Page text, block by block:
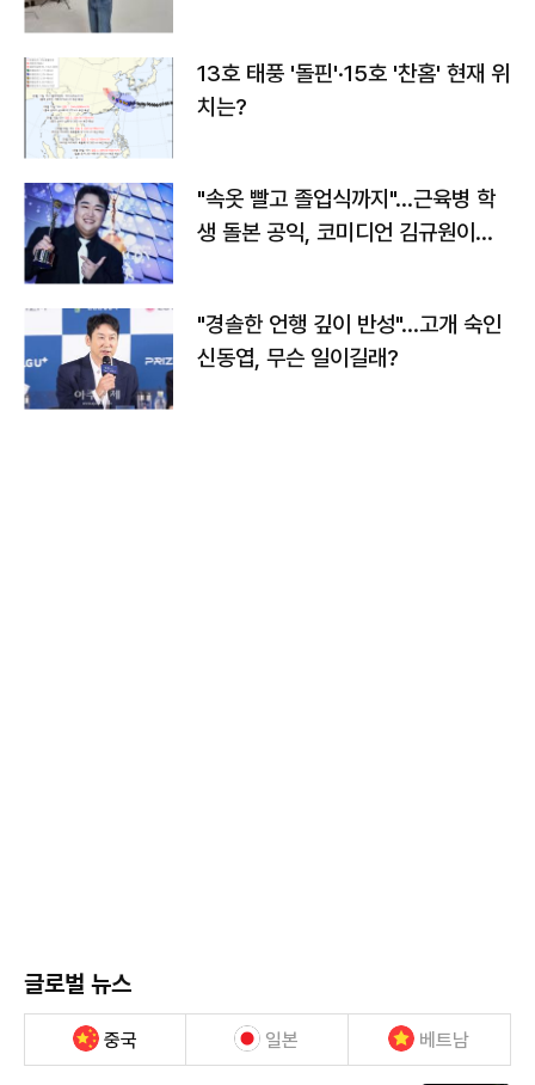
13호 태풍 '돌핀'·15호 '찬홈' 현재 위
치는?
"속옷 빨고 졸업식까지"…근육병 학
생 돌본 공익, 코미디언 김규원이었
"경솔한 언행 깊이 반성"…고개 숙인
신동엽, 무슨 일이길래?
글로벌 뉴스
중국 일본 베트남